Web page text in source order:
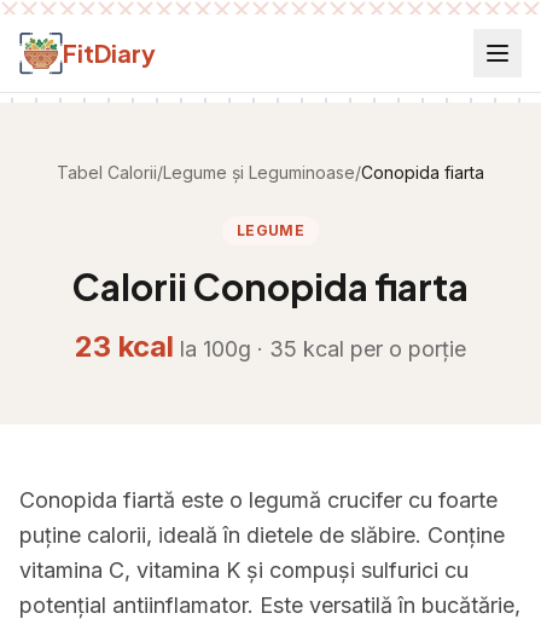
Salt la conținut
FitDiary
Tabel Calorii/Legume și Leguminoase/Conopida fiarta
LEGUME
Calorii Conopida fiarta
23 kcal la 100g · 35 kcal per o porție
Conopida fiartă este o legumă crucifer cu foarte
puține calorii, ideală în dietele de slăbire. Conține
vitamina C, vitamina K și compuși sulfurici cu
potențial antiinflamator. Este versatilă în bucătărie,